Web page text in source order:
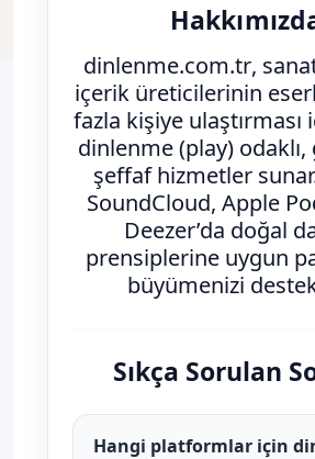
dinlenme.com.tr,
içerik üreticilerinin
fazla kişiye ulaştırması
dinlenme (play)
şeffaf hizmetler
SoundCloud, Apple
Deezer’da doğal
prensiplerine uygun
büyümenizi
Sıkça Sorulan
Hangi platformlar için